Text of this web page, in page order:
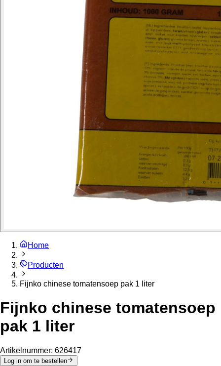
Home
Producten
Fijnko chinese tomatensoep pak 1 liter
Fijnko chinese tomatensoep
pak 1 liter
Artikelnummer: 626417
Log in om te bestellen